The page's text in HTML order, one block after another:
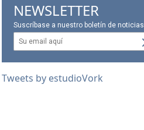
NEWSLETTER
Suscríbase a nuestro boletín de noticias
Tweets by estudioVork